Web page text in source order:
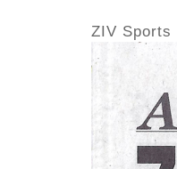
ZIV Sports